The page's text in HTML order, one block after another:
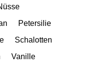
Petersilie
Schalotten
Vanille